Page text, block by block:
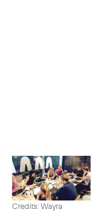
Credits: Wayra